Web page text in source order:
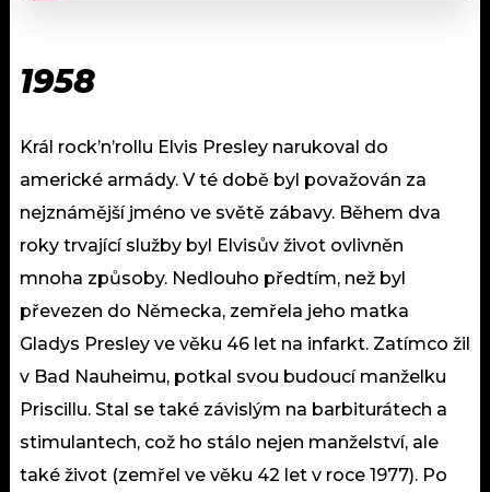
1958
Král rock’n’rollu Elvis Presley narukoval do
americké armády. V té době byl považován za
nejznámější jméno ve světě zábavy. Během dva
roky trvající služby byl Elvisův život ovlivněn
mnoha způsoby. Nedlouho předtím, než byl
převezen do Německa, zemřela jeho matka
Gladys Presley ve věku 46 let na infarkt. Zatímco žil
v Bad Nauheimu, potkal svou budoucí manželku
Priscillu. Stal se také závislým na barbiturátech a
stimulantech, což ho stálo nejen manželství, ale
také život (zemřel ve věku 42 let v roce 1977). Po